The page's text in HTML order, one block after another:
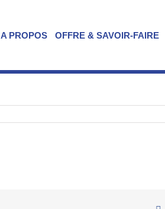
A PROPOS OFFRE & SAVOIR-FAIRE